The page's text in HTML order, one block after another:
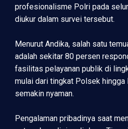
profesionalisme Polri pada
diukur dalam survei tersebut.
Menurut Andika, salah satu
adalah sekitar 80 persen
fasilitas pelayanan publik di
mulai dari tingkat Polsek
semakin nyaman.
Pengalaman pribadinya saat